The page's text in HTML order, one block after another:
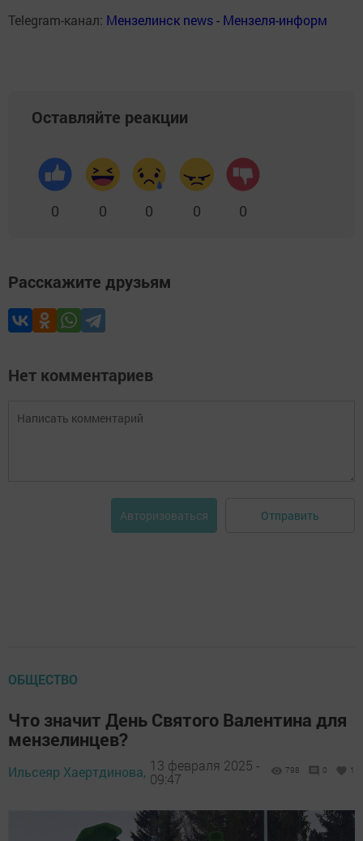
Telegram-канал: Мензелинск news - Мензеля-информ
Оставляйте реакции
0 0 0 0 0
Расскажите друзьям
Нет комментариев
Авторизоваться Отправить
ОБЩЕСТВО
Что значит День Святого Валентина для
мензелинцев?
Ильсеяр Хаертдинова, 13 февраля 2025 -
09:47
798 0 1